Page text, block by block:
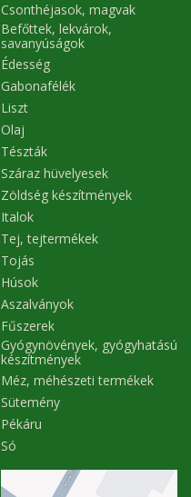
Csonthéjasok, magvak
Befőttek, lekvárok,
savanyúságok
Édesség
Gabonafélék
Liszt
Olaj
Tészták
Száraz hüvelyesek
Zöldség készítmények
Italok
Tej, tejtermékek
Tojás
Húsok
Aszalványok
Fűszerek
Gyógynövények, gyógyhatású
készítmények
Méz, méhészeti termékek
Sütemény
Pékáru
Só